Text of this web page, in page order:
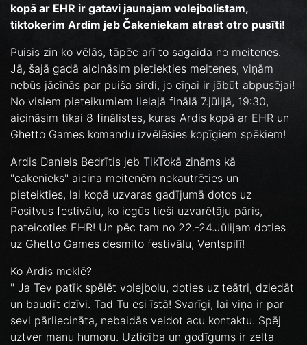
kopā ar EHR ir gatavi jaunajam volejbolistam,
tiktokerim Ardim jeb Čakeniekam atrast otro pusīti!
Puisis zin ko vēlās, tāpēc arī to sagaida no meitenes.
Jā, šajā gadā aicināsim pietiekties meitenes, viņām
nebūs jācīnās par puiša sirdi, jo cīņai ir jābūt abpusējai!
No visiem pieteikumiem lielajā finālā 7.jūlijā, 19:30,
aicināsim tikai 8 finālistes, kuras Ardis kopā ar EHR un
Ghetto Games komandu izvēlēsies kopīgiem spēkiem!
Ardis Daniels Bedrītis jeb TikTokā zināms kā
"cakenieks" aicina meitenēm nekautrēties un
pieteikties, lai kopā uzvaras gadījumā dotos uz
Positvus festivālu, ko iegūs tieši uzvarētāju pāris,
pateicoties EHR! Un pēc tam no 22.-24.Jūlijam doties
uz Ghetto Games desmito festivālu, Ventspilī!
Ko Ardis meklē?
" Ja Tev patīk spēlēt volejbolu, doties uz teātri, dziedāt
un baudīt dzīvi. Tad Tu esi īstā! Svarīgi, lai viņa ir par
sevi pārliecināta, nebaidās veidot acu kontaktu. Spēj
uztver manu humoru. Uzticība un godīgums ir zelta